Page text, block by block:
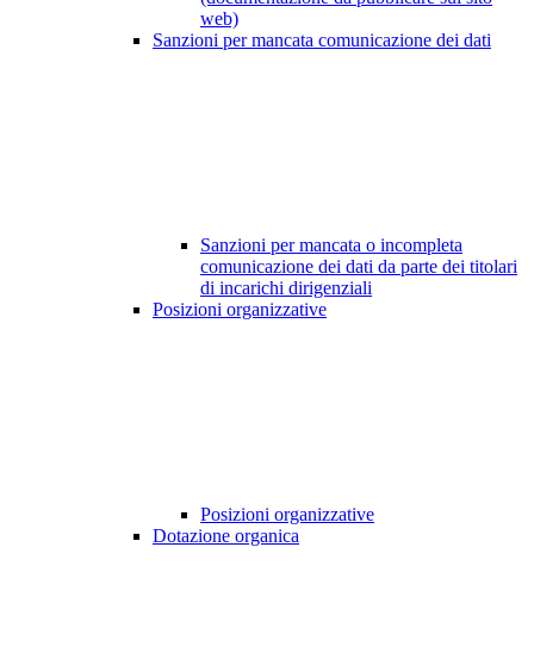
web)
Sanzioni per mancata comunicazione dei dati
Sanzioni per mancata o incompleta
comunicazione dei dati da parte dei titolari
di incarichi dirigenziali
Posizioni organizzative
Posizioni organizzative
Dotazione organica